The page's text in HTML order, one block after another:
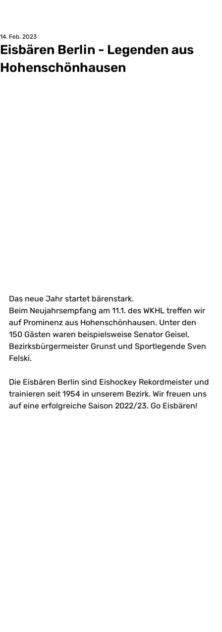
Eisbären Berlin - Legenden aus
Hohenschönhausen
14. Feb. 2023
Das neue Jahr startet bärenstark.
Beim Neujahrsempfang am 11.1. des WKHL treffen wir
auf Prominenz aus Hohenschönhausen. Unter den
150 Gästen waren beispielsweise Senator Geisel,
Bezirksbürgermeister Grunst und Sportlegende Sven
Felski.
Die Eisbären Berlin sind Eishockey Rekordmeister und
trainieren seit 1954 in unserem Bezirk. Wir freuen uns
auf eine erfolgreiche Saison 2022/23. Go Eisbären!